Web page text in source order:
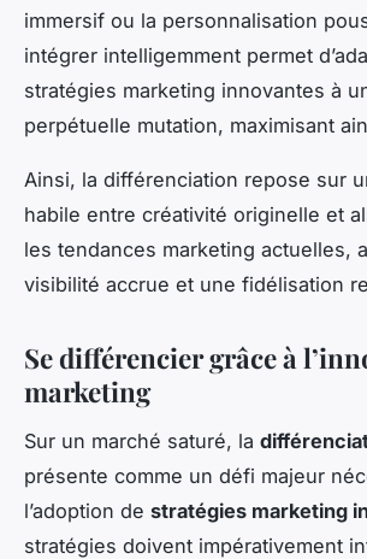
immersif ou la personnalisation
intégrer intelligemment permet
stratégies marketing innovantes à
perpétuelle mutation, maximisant
Ainsi, la différenciation repose sur
habile entre créativité originelle et
les tendances marketing actuelles,
visibilité accrue et une fidélisation
Se différencier grâce à
marketing
Sur un marché saturé, la
présente comme un défi majeur
l’adoption de stratégies marketing
stratégies doivent impérativement